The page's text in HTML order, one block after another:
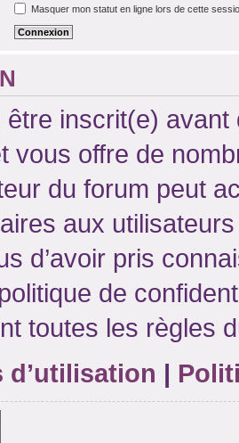
Masquer mon statut en ligne lors de cette
inscrit(e) avant
vous offre de
du forum peut
aux
d’avoir pris
de
toutes les règles
|